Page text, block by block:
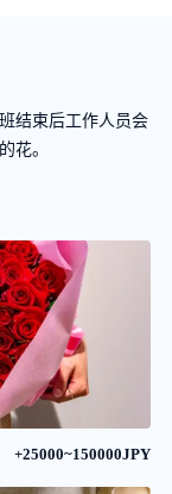
结束后工作人员会
花。
+25000~150000JPY